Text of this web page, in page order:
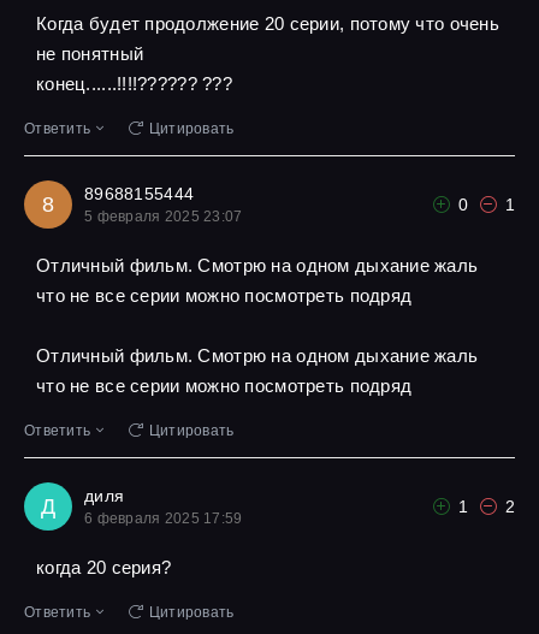
Когда будет продолжение 20 серии, потому что очень
не понятный
конец......!!!!?????? ???
Ответить Цитировать
8 89688155444
5 февраля 2025 23:07
0 1
Отличный фильм. Смотрю на одном дыхание жаль
что не все серии можно посмотреть подряд
Отличный фильм. Смотрю на одном дыхание жаль
что не все серии можно посмотреть подряд
Ответить Цитировать
Д диля
6 февраля 2025 17:59
1 2
когда 20 серия?
Ответить Цитировать